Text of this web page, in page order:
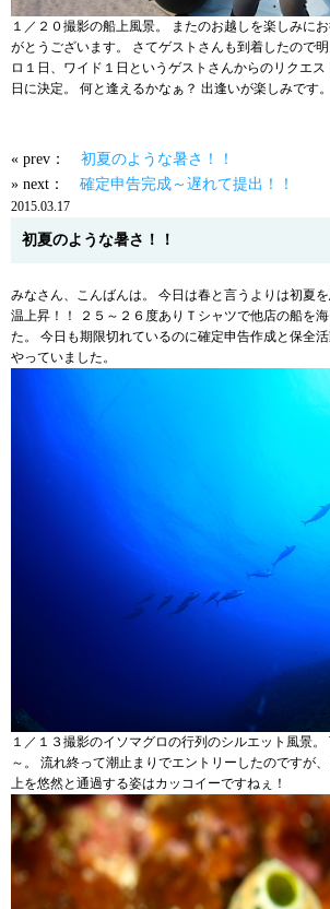
１／２０撮影の船上風景。 またのお越しを楽しみに
がとうございます。 さてゲストさんも到着したので
ロ１日、ワイド１日というゲストさんからのリクエ
日に決定。 何と逢えるかなぁ？ 出逢いが楽しみです。
« prev： 初夏のような暑さ！！
» next： 確定申告完成～遅れて提出！！
2015.03.17
初夏のような暑さ！！
みなさん、こんばんは。 今日は春と言うよりは初夏
温上昇！！ ２５～２６度ありＴシャツで他店の船を
た。 今日も期限切れているのに確定申告作成と保全
やっていました。
１／１３撮影のイソマグロの行列のシルエット風景
～。 流れ終って潮止まりでエントリーしたのですが
上を悠然と通過する姿はカッコイーですねぇ！